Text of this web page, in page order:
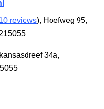
10 reviews), Hoefweg 95,
34a,